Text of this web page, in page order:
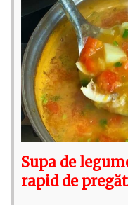
Supa de
rapid de